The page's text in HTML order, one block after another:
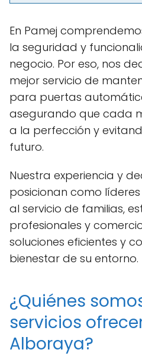
En Pamej
la seguridad y
negocio. Por eso, nos
mejor servicio de
para puertas
asegurando que cada
a la perfección y
futuro.
Nuestra experiencia y
posicionan como
al servicio de familias,
profesionales y
soluciones eficientes y
bienestar de su entorno.
¿Quiénes
servicios
Alboraya?